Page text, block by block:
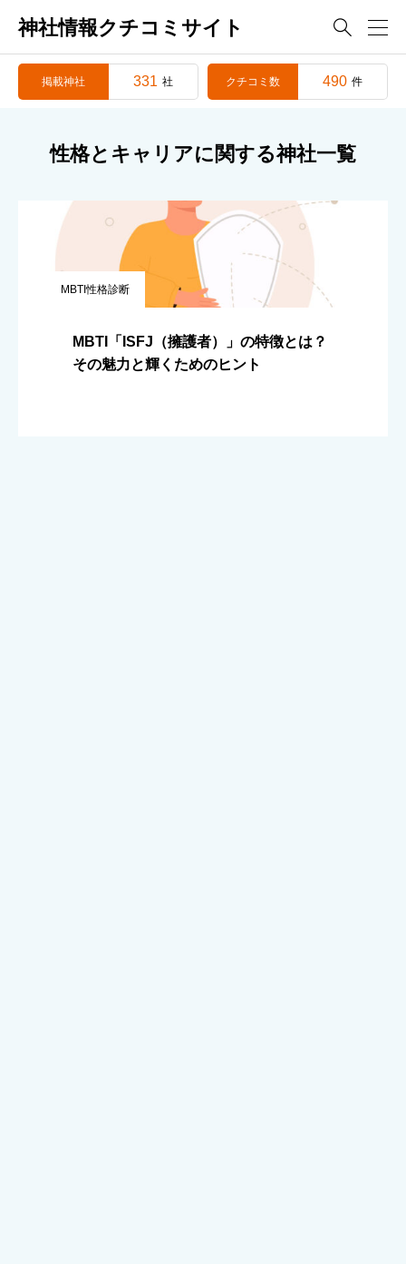
神社情報クチコミサイト 
掲載神社 331 社 クチコミ数 490 件
性格とキャリアに関する神社一覧
MBTI性格診断
MBTI「ISFJ（擁護者）」の特徴とは？
その魅力と輝くためのヒント